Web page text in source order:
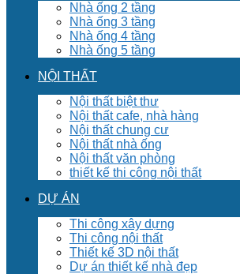
Nhà ống 2 tầng
Nhà ống 3 tầng
Nhà ống 4 tầng
Nhà ống 5 tầng
NỘI THẤT
Nội thất biệt thư
Nội thất cafe, nhà hàng
Nội thất chung cư
Nội thất nhà ống
Nội thất văn phòng
thiết kế thi công nội thất
DỰ ÁN
Thi công xây dựng
Thi công nội thất
Thiết kế 3D nội thất
Dự án thiết kế nhà đẹp